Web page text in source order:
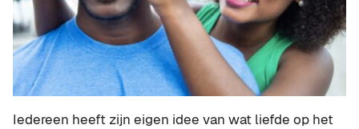
Iedereen heeft zijn eigen idee van wat liefde op het